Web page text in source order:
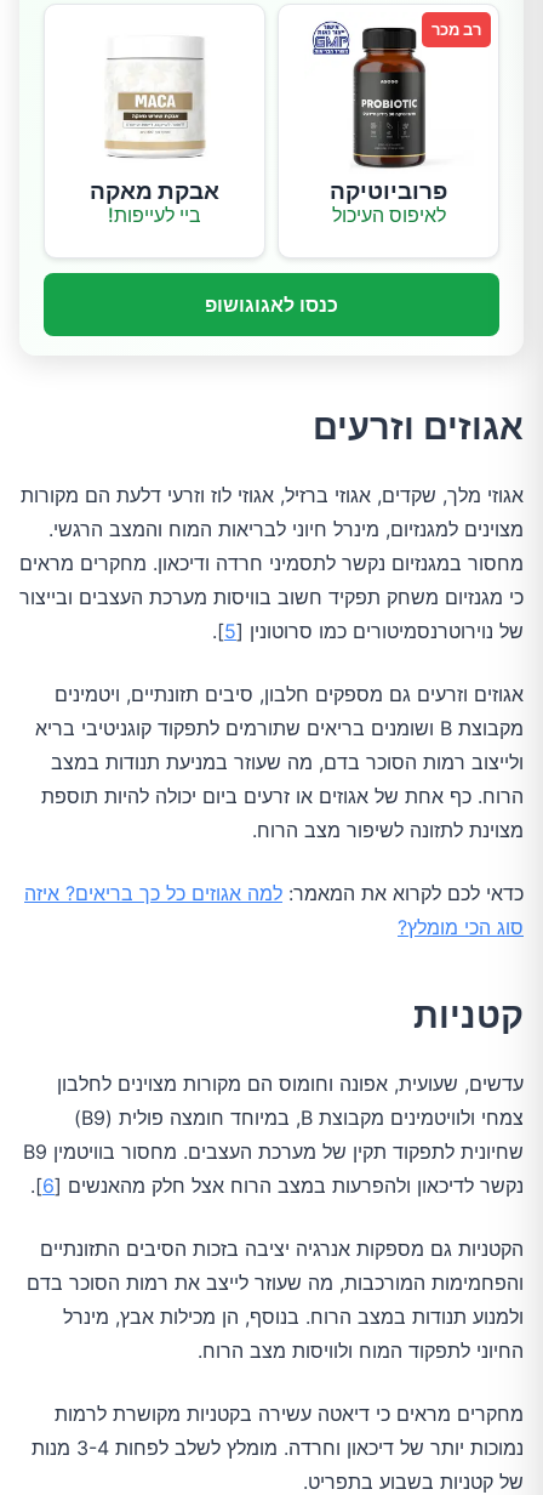
רב מכר
פרוביוטיקה
לאיפוס העיכול
אבקת מאקה
ביי לעייפות!
כנסו לאגוגושופ
אגוזים וזרעים
אגוזי מלך, שקדים, אגוזי ברזיל, אגוזי לוז וזרעי דלעת הם מקורות
מצוינים למגנזיום, מינרל חיוני לבריאות המוח והמצב הרגשי.
מחסור במגנזיום נקשר לתסמיני חרדה ודיכאון. מחקרים מראים
כי מגנזיום משחק תפקיד חשוב בוויסות מערכת העצבים ובייצור
של נוירוטרנסמיטורים כמו סרוטונין [5
].
אגוזים וזרעים גם מספקים חלבון, סיבים תזונתיים, ויטמינים
מקבוצת B ושומנים בריאים שתורמים לתפקוד קוגניטיבי בריא
ולייצוב רמות הסוכר בדם, מה שעוזר במניעת תנודות במצב
הרוח. כף אחת של אגוזים או זרעים ביום יכולה להיות תוספת
מצוינת לתזונה לשיפור מצב הרוח.
כדאי לכם לקרוא את המאמר: למה אגוזים כל כך בריאים? איזה
סוג הכי מומלץ?
קטניות
עדשים, שעועית, אפונה וחומוס הם מקורות מצוינים לחלבון
צמחי ולוויטמינים מקבוצת B, במיוחד חומצה פולית (B9)
שחיונית לתפקוד תקין של מערכת העצבים. מחסור בוויטמין B9
נקשר לדיכאון ולהפרעות במצב הרוח אצל חלק מהאנשים [6
].
הקטניות גם מספקות אנרגיה יציבה בזכות הסיבים התזונתיים
והפחמימות המורכבות, מה שעוזר לייצב את רמות הסוכר בדם
ולמנוע תנודות במצב הרוח. בנוסף, הן מכילות אבץ, מינרל
החיוני לתפקוד המוח ולוויסות מצב הרוח.
מחקרים מראים כי דיאטה עשירה בקטניות מקושרת לרמות
נמוכות יותר של דיכאון וחרדה. מומלץ לשלב לפחות 3-4 מנות
של קטניות בשבוע בתפריט.